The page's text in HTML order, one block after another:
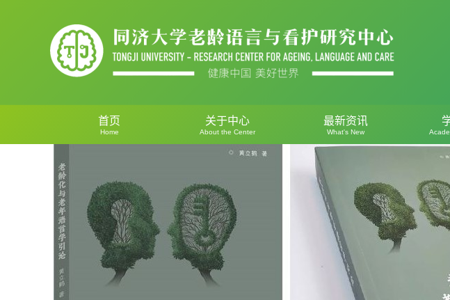
首页
Home
关于中心
About the Center
最新资讯
What's New